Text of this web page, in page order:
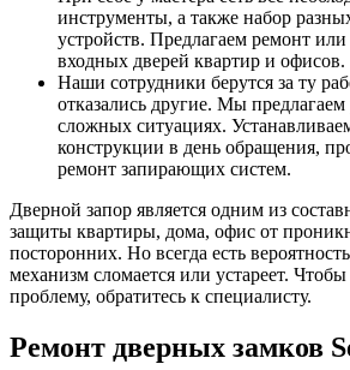
инструменты, а также набор
устройств. Предлагаем ремонт или
входных дверей квартир и офисов.
Наши сотрудники берутся за ту
отказались другие. Мы
сложных ситуациях.
конструкции в день обращения,
ремонт запирающих систем.
Дверной запор является одним из
защиты квартиры, дома, офис от
посторонних. Но всегда есть
механизм сломается или устареет.
проблему, обратитесь к специалисту.
Ремонт дверных замков